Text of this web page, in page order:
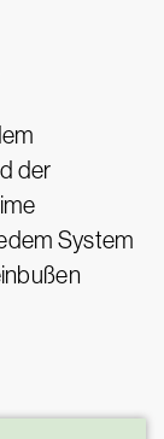
der
System